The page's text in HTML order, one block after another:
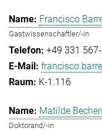
Francisco
Gastwissenschaftler/-in
+49 331
K-1.116
Matilde
Doktorand/-in